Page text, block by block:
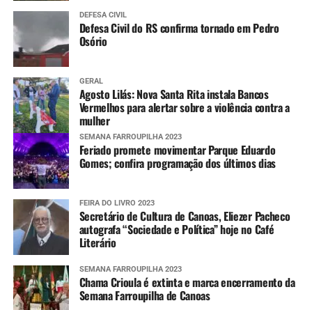
Mais informações
Informações sobre os pontos com bloqueios parciais e
totais nas estradas do RS e situação das barragens, além
meteorológico podem ser conferidas nos links abaixo.
Pontos de bloqueios parciais e totais nas
rodovias
Situação das barragens
Aviso e alertas da Defesa Civil estadual
Imagens do radar meteorológico da Defesa
Civil estadual
DEFESA CIVIL
Defesa Civil do RS confirma tornado em Pedro
Osório
GERAL
Agosto Lilás: Nova Santa Rita instala Bancos
Vermelhos para alertar sobre a violência contra a
mulher
SEMANA FARROUPILHA 2023
Feriado promete movimentar Parque Eduardo
Gomes; confira programação dos últimos dias
FEIRA DO LIVRO 2023
Secretário de Cultura de Canoas, Eliezer Pacheco
autografa “Sociedade e Política” hoje no Café
Literário
SEMANA FARROUPILHA 2023
Chama Crioula é extinta e marca encerramento da
Semana Farroupilha de Canoas